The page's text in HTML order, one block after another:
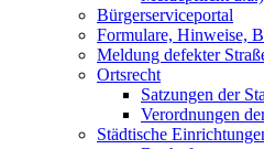
Bürgerserviceportal
Formulare, Hinweise,
Meldung defekter
Ortsrecht
Satzungen der
Verordnungen
Städtische